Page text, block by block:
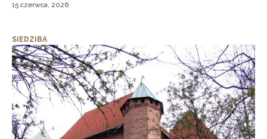
15 czerwca, 2026
SIEDZIBA